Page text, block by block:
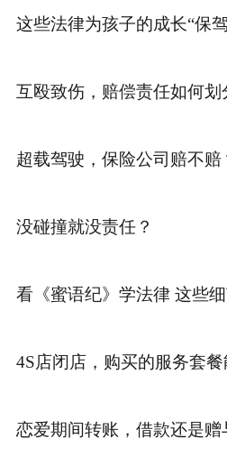
这些法律为孩子的成长“保驾
互殴致伤，赔偿责任如何划
超载驾驶，保险公司赔不赔
没碰撞就没责任？
看《蜜语纪》学法律 这些
4S店闭店，购买的服务套餐
恋爱期间转账，借款还是赠